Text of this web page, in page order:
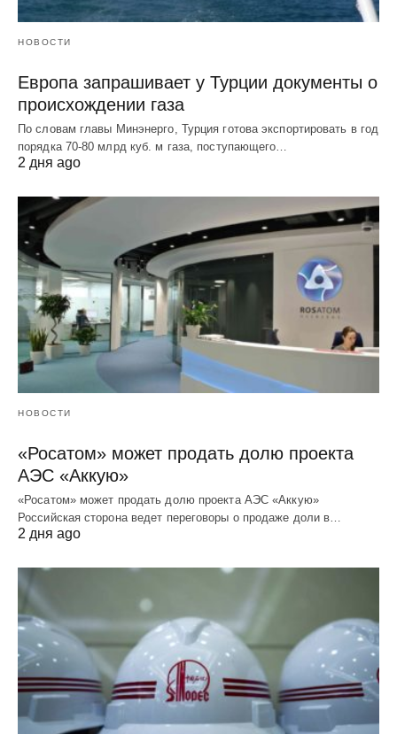
НОВОСТИ
Европа запрашивает у Турции документы о
происхождении газа
По словам главы Минэнерго, Турция готова экспортировать в год
порядка 70-80 млрд куб. м газа, поступающего…
2 дня ago
НОВОСТИ
«Росатом» может продать долю проекта
АЭС «Аккую»
«Росатом» может продать долю проекта АЭС «Аккую»
Российская сторона ведет переговоры о продаже доли в…
2 дня ago